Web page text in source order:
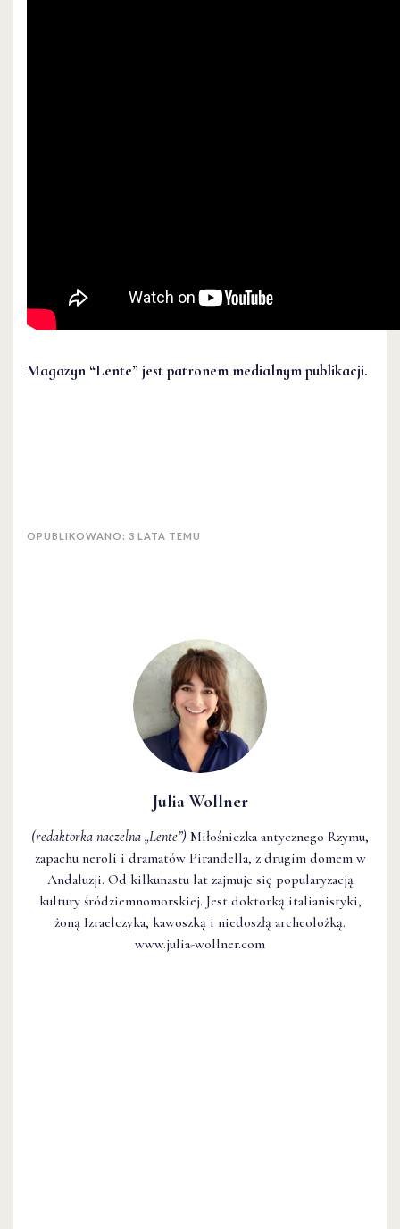
Julia Wollner
(redaktorka naczelna „Lente”) Miłośniczka antycznego Rzymu,
zapachu neroli i dramatów Pirandella, z drugim domem w
Andaluzji. Od kilkunastu lat zajmuje się popularyzacją
kultury śródziemnomorskiej. Jest doktorką italianistyki,
żoną Izraelczyka, kawoszką i niedoszłą archeolożką.
www.julia-wollner.com
Magazyn “Lente” jest patronem medialnym publikacji.
OPUBLIKOWANO: 3 LATA TEMU